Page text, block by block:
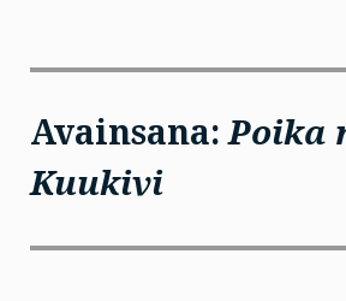
Avainsana:Poika
Kuukivi